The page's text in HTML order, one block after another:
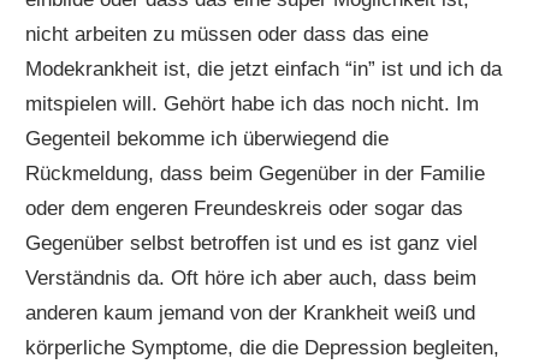
nicht arbeiten zu müssen oder dass das eine
Modekrankheit ist, die jetzt einfach “in” ist und ich da
mitspielen will. Gehört habe ich das noch nicht. Im
Gegenteil bekomme ich überwiegend die
Rückmeldung, dass beim Gegenüber in der Familie
oder dem engeren Freundeskreis oder sogar das
Gegenüber selbst betroffen ist und es ist ganz viel
Verständnis da. Oft höre ich aber auch, dass beim
anderen kaum jemand von der Krankheit weiß und
körperliche Symptome, die die Depression begleiten,